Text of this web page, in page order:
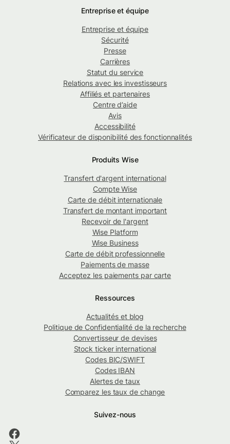
Entreprise et équipe
Entreprise et équipe
Sécurité
Presse
Carrières
Statut du service
Relations avec les investisseurs
Affiliés et partenaires
Centre d’aide
Avis
Accessibilité
Vérificateur de disponibilité des fonctionnalités
Produits Wise
Transfert d'argent international
Compte Wise
Carte de débit internationale
Transfert de montant important
Recevoir de l'argent
Wise Platform
Wise Business
Carte de débit professionnelle
Paiements de masse
Acceptez les paiements par carte
Ressources
Actualités et blog
Politique de Confidentialité de la recherche
Convertisseur de devises
Stock ticker international
Codes BIC/SWIFT
Codes IBAN
Alertes de taux
Comparez les taux de change
Suivez-nous